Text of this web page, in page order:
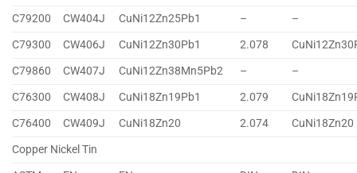
C79200
CW404J CuNi12Zn25Pb1 –
–
C79300
CW406J CuNi12Zn30Pb1 2.078
C79860
CW407J CuNi12Zn38Mn5Pb2 –
–
C76300
CW408J CuNi18Zn19Pb1 2.079
C76400
CW409J CuNi18Zn20 2.074
CuNi18Zn20
Copper Nickel Tin